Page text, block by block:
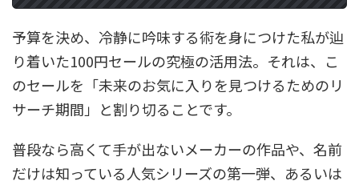
予算を決め、冷静に吟味する術を身につけた私が辿
り着いた100円セールの究極の活用法。それは、こ
のセールを「未来のお気に入りを見つけるためのリ
サーチ期間」と割り切ることです。
普段なら高くて手が出ないメーカーの作品や、名前
だけは知っている人気シリーズの第一弾、あるいは